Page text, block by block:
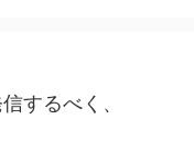
するべく、